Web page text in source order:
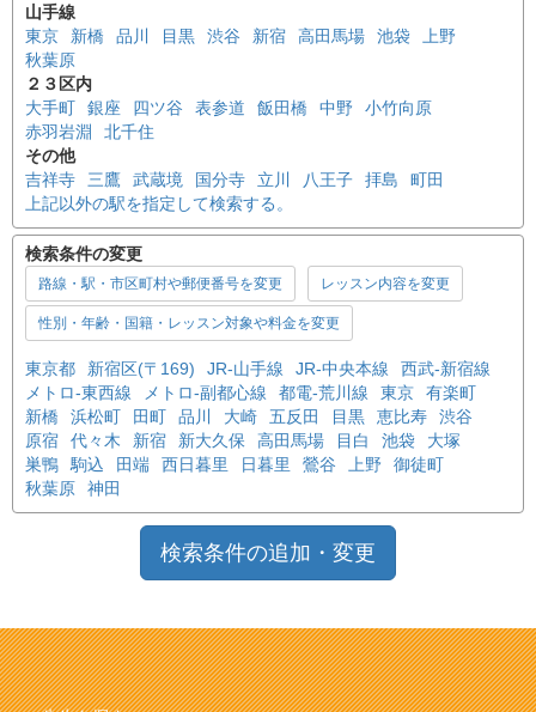
山手線
東京
新橋 品川 目黒 渋谷 新宿 高田馬場 池袋
上野
秋葉原
２３区内
大手町
銀座 四ツ谷 表参道 飯田橋 中野
小竹向原
赤羽岩淵
北千住
その他
吉祥寺
三鷹 武蔵境 国分寺 立川 八王子 拝島
町田
上記以外の駅を指定して検索する。
検索条件の変更
路線・駅・市区町村や郵便番号を変更 レッスン内容を変更
性別・年齢・国籍・レッスン対象や料金を変更
東京都 新宿区(〒169) JR-山手線 JR-中央本線
西武-新宿線
メトロ-東西線
メトロ-副都心線 都電-荒川線 東京
有楽町
新橋
浜松町 田町 品川 大崎 五反田 目黒 恵比寿
渋谷
原宿
代々木 新宿 新大久保 高田馬場 目白 池袋
大塚
巣鴨
駒込 田端 西日暮里 日暮里 鶯谷 上野
御徒町
秋葉原
神田
検索条件の追加・変更